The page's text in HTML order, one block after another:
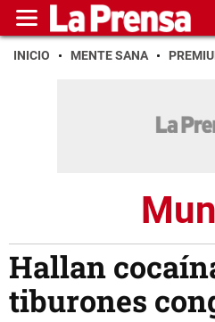
INICIO MENTE SANA
Hallan
tiburones